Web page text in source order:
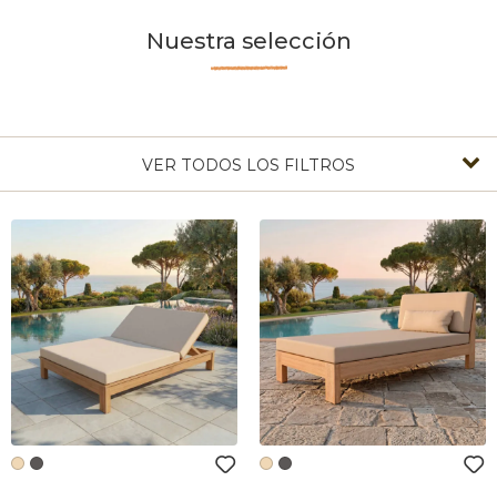
Nuestra selección
VER TODOS LOS FILTROS